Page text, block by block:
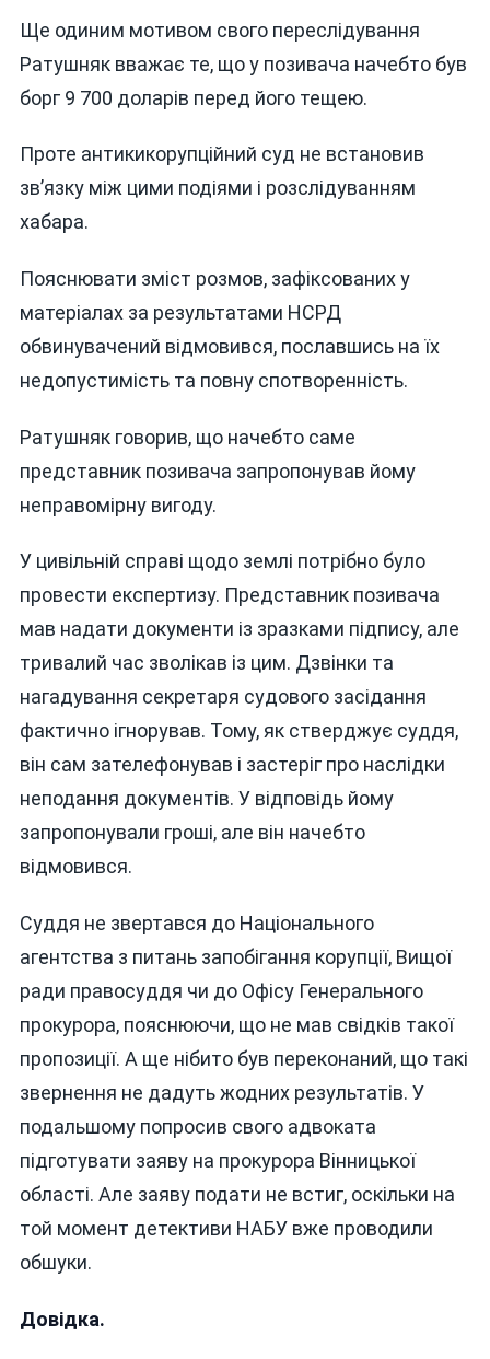
Ще одиним мотивом свого переслідування
Ратушняк вважає те, що у позивача начебто був
борг 9 700 доларів перед його тещею.
Проте антикикорупційний суд не встановив
звʼязку між цими подіями і розслідуванням
хабара.
Пояснювати зміст розмов, зафіксованих у
матеріалах за результатами НСРД
обвинувачений відмовився, пославшись на їх
недопустимість та повну спотворенність.
Ратушняк говорив, що начебто саме
представник позивача запропонував йому
неправомірну вигоду.
У цивільній справі щодо землі потрібно було
провести експертизу. Представник позивача
мав надати документи із зразками підпису, але
тривалий час зволікав із цим. Дзвінки та
нагадування секретаря судового засідання
фактично ігнорував. Тому, як стверджує суддя,
він сам зателефонував і застеріг про наслідки
неподання документів. У відповідь йому
запропонували гроші, але він начебто
відмовився.
Суддя не звертався до Національного
агентства з питань запобігання корупції, Вищої
ради правосуддя чи до Офісу Генерального
прокурора, пояснюючи, що не мав свідків такої
пропозиції. А ще нібито був переконаний, що такі
звернення не дадуть жодних результатів. У
подальшому попросив свого адвоката
підготувати заяву на прокурора Вінницької
області. Але заяву подати не встиг, оскільки на
той момент детективи НАБУ вже проводили
обшуки.
Довідка.